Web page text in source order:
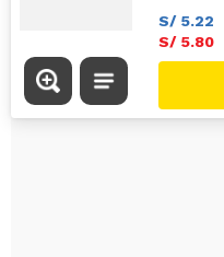
S/ 5.22
S/ 5.80
S/6.80